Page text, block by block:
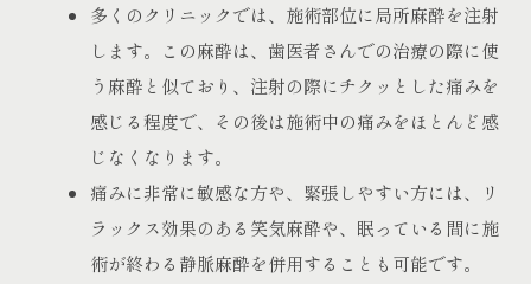
多くのクリニックでは、施術部位に局所麻酔を注射
します。この麻酔は、歯医者さんでの治療の際に使
う麻酔と似ており、注射の際にチクッとした痛みを
感じる程度で、その後は施術中の痛みをほとんど感
じなくなります。
痛みに非常に敏感な方や、緊張しやすい方には、リ
ラックス効果のある笑気麻酔や、眠っている間に施
術が終わる静脈麻酔を併用することも可能です。